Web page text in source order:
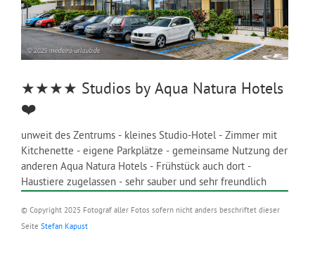
★★★★ Studios by Aqua Natura Hotels
❤️
unweit des Zentrums - kleines Studio-Hotel - Zimmer mit
Kitchenette - eigene Parkplätze - gemeinsame Nutzung der
anderen Aqua Natura Hotels - Frühstück auch dort -
Haustiere zugelassen - sehr sauber und sehr freundlich
© Copyright 2025 Fotograf aller Fotos sofern nicht anders beschriftet dieser
Seite Stefan Kapust